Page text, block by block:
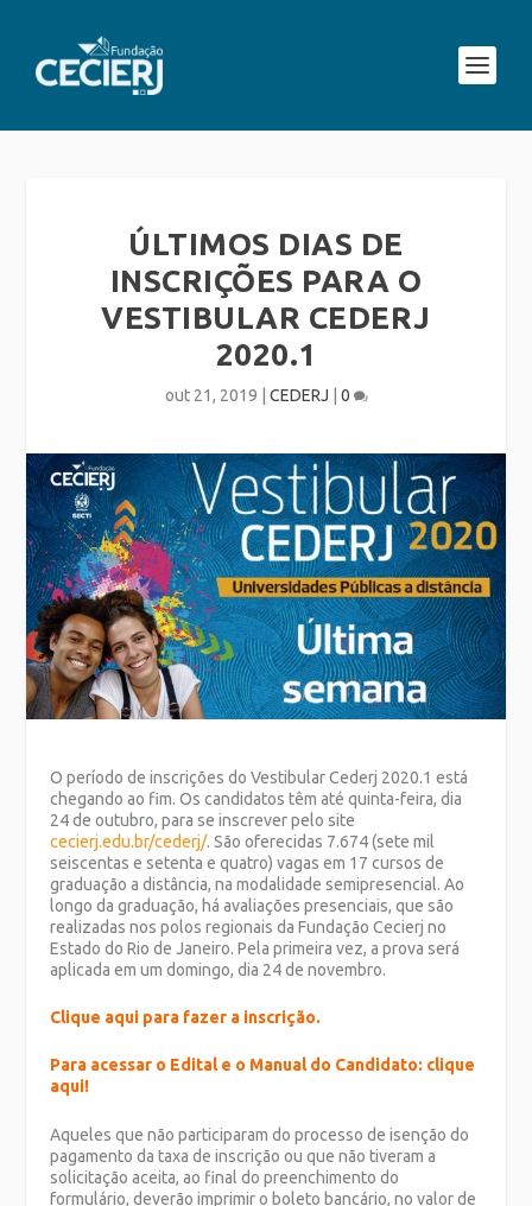
ÚLTIMOS DIAS DE
INSCRIÇÕES PARA O
VESTIBULAR CEDERJ
2020.1
out 21, 2019 CEDERJ 0
O período de inscrições do Vestibular Cederj 2020.1 está
chegando ao fim. Os candidatos têm até quinta-feira, dia
24 de outubro, para se inscrever pelo site
cecierj.edu.br/cederj/. São oferecidas 7.674 (sete mil
seiscentas e setenta e quatro) vagas em 17 cursos de
graduação a distância, na modalidade semipresencial. Ao
longo da graduação, há avaliações presenciais, que são
realizadas nos polos regionais da Fundação Cecierj no
Estado do Rio de Janeiro. Pela primeira vez, a prova será
aplicada em um domingo, dia 24 de novembro.
Clique aqui para fazer a inscrição.
Para acessar o Edital e o Manual do Candidato: clique
aqui!
Aqueles que não participaram do processo de isenção do
pagamento da taxa de inscrição ou que não tiveram a
solicitação aceita, ao final do preenchimento do
formulário, deverão imprimir o boleto bancário, no valor de